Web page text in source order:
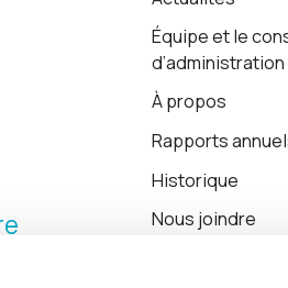
Équipe et le
d’administration
À propos
Rapports
Historique
Nous joindre